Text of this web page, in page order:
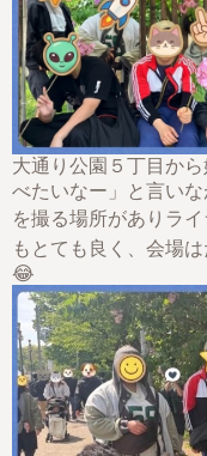
大通り公園５丁目か
べたいなー」と言い
を撮る場所がありラ
もとても良く、会場
😂